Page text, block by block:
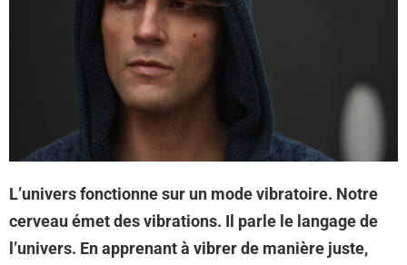
L’univers fonctionne sur un mode vibratoire. Notre
cerveau émet des vibrations. Il parle le langage de
l’univers. En apprenant à vibrer de manière juste,